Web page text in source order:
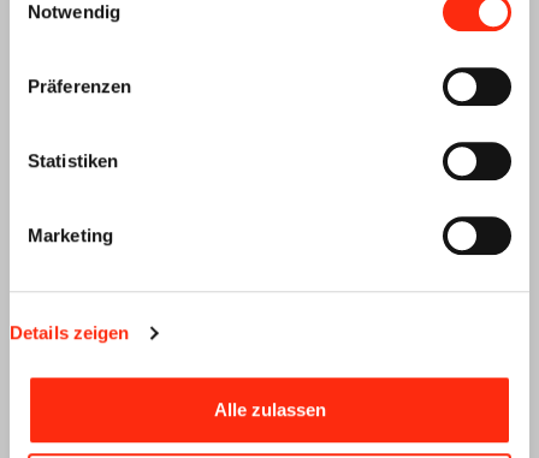
Notwendig
Präferenzen
Statistiken
Marketing
Details zeigen
Alle zulassen
Juli 2025(3 Einträge)
Mai 2025
Februar 2025
(4 Einträge)
(2 Einträge)
(3 Einträge)
(3 Einträge)
November 2023
(5 Einträge)
September 2023(1 Eintrag)
Oktober 2022
September 2022(6 Einträge)